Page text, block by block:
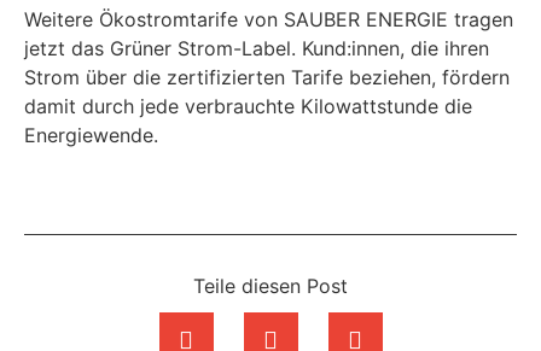
Weitere Ökostromtarife von SAUBER ENERGIE tragen
jetzt das Grüner Strom-Label. Kund:innen, die ihren
Strom über die zertifizierten Tarife beziehen, fördern
damit durch jede verbrauchte Kilowattstunde die
Energiewende.
Teile diesen Post